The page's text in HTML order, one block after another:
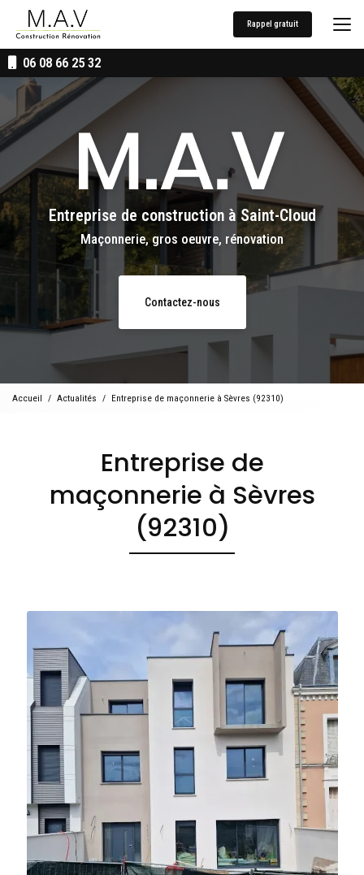
contenu
principal
06 08 66 25 32
Rappel gratuit
Entreprise de construction à Saint-Cloud
Maçonnerie, gros oeuvre, rénovation
Contactez-nous
Accueil Actualités Entreprise de maçonnerie à Sèvres (92310)
Entreprise de
maçonnerie à Sèvres
(92310)